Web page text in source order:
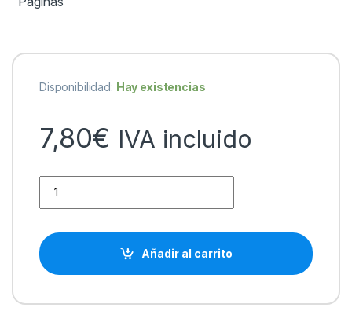
Disponibilidad: Hay existencias
7,80€ IVA incluido
Añadir al carrito